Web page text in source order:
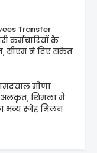
Transfer
कर्मचारियों के
सीएम ने दिए संकेत
मीणा
अलंकृत, शिमला में
भव्य स्नेह मिलन